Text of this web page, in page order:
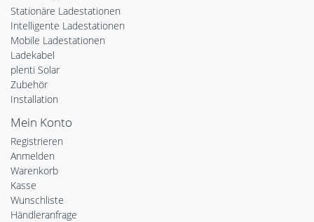
Stationäre Ladestationen
Intelligente Ladestationen
Mobile Ladestationen
Ladekabel
plenti Solar
Zubehör
Installation
Mein Konto
Registrieren
Anmelden
Warenkorb
Kasse
Wunschliste
Händleranfrage